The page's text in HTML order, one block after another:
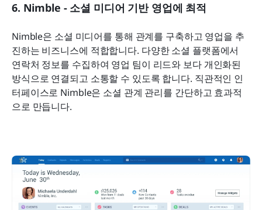
6. Nimble - 소셜 미디어 기반 영업에 최적
Nimble은 소셜 미디어를 통해 관계를 구축하고 영업을 추
진하는 비즈니스에 적합합니다. 다양한 소셜 플랫폼에서
연락처 정보를 수집하여 영업 팀이 리드와 보다 개인화된
방식으로 연결되고 소통할 수 있도록 합니다. 직관적인 인
터페이스로 Nimble은 소셜 관계 관리를 간단하고 효과적
으로 만듭니다.